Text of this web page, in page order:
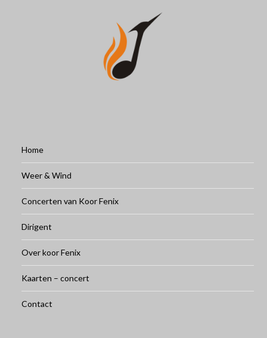
Home
Weer & Wind
Concerten van Koor Fenix
Dirigent
Over koor Fenix
Kaarten – concert
Contact